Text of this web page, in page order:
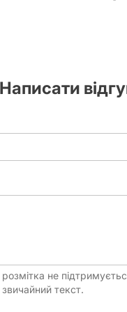
Написати
не
текст.